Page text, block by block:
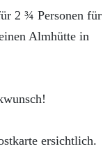
2 ¾ Personen für
Almhütte in
ersichtlich.